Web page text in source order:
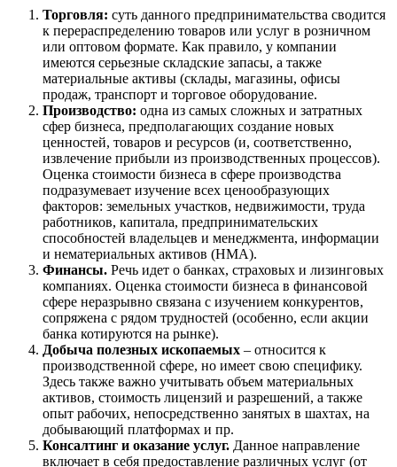
Торговля: суть данного предпринимательства сводится
к перераспределению товаров или услуг в розничном
или оптовом формате. Как правило, у компании
имеются серьезные складские запасы, а также
материальные активы (склады, магазины, офисы
продаж, транспорт и торговое оборудование.
Производство: одна из самых сложных и затратных
сфер бизнеса, предполагающих создание новых
ценностей, товаров и ресурсов (и, соответственно,
извлечение прибыли из производственных процессов).
Оценка стоимости бизнеса в сфере производства
подразумевает изучение всех ценообразующих
факторов: земельных участков, недвижимости, труда
работников, капитала, предпринимательских
способностей владельцев и менеджмента, информации
и нематериальных активов (НМА).
Финансы. Речь идет о банках, страховых и лизинговых
компаниях. Оценка стоимости бизнеса в финансовой
сфере неразрывно связана с изучением конкурентов,
сопряжена с рядом трудностей (особенно, если акции
банка котируются на рынке).
Добыча полезных ископаемых – относится к
производственной сфере, но имеет свою специфику.
Здесь также важно учитывать объем материальных
активов, стоимость лицензий и разрешений, а также
опыт рабочих, непосредственно занятых в шахтах, на
добывающий платформах и пр.
Консалтинг и оказание услуг. Данное направление
включает в себя предоставление различных услуг (от
Гатчина
Геленджик
Георгиевск
Горно-Алтайск
Городец
Горячий Ключ
Грозный
Губкинский
Гулькевичи
Гусев
Гусь-Хрустальный
Дедовск
Дербент
Джанкой
Дзержинск
Дзержинский
Димитровград
Дмитров
Долгопрудный